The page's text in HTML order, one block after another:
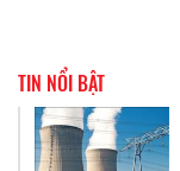
TIN NỔI BẬT